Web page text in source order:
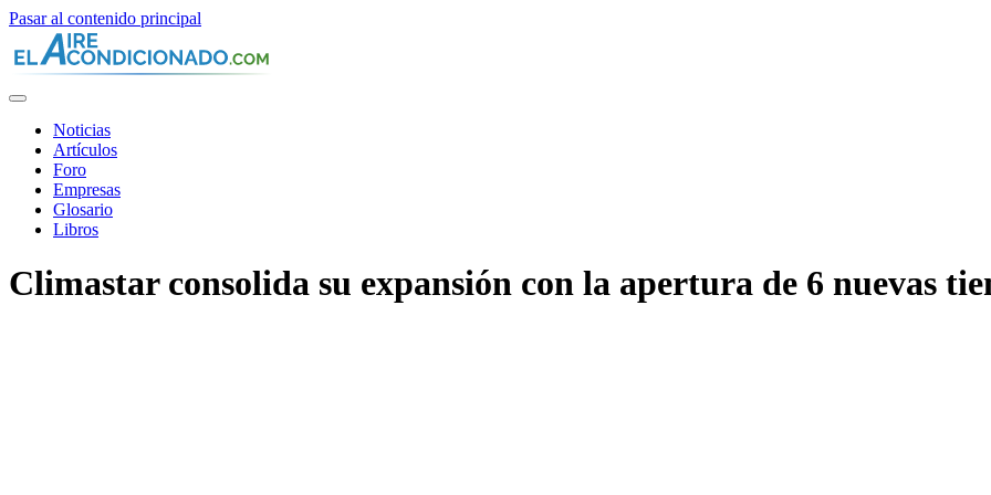
Pasar al contenido principal
Noticias
Artículos
Foro
Empresas
Glosario
Libros
Climastar consolida su expansión con la apertura de 6 nuevas